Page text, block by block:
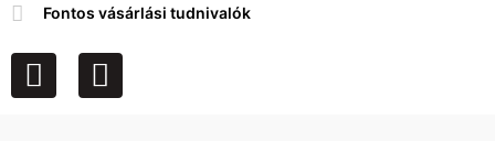
Fontos vásárlási tudnivalók
F
a
I
n